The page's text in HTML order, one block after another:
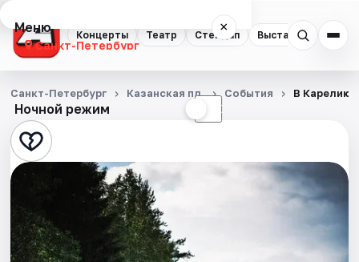
Концерты Театр Стендап Выставки
Меню ×
Санкт-Петербург
Концерты
Театр
Стендап
Выставки
Квесты
Ночной режим ☾
Санкт-Петербург Казанская пл. События В Карелию